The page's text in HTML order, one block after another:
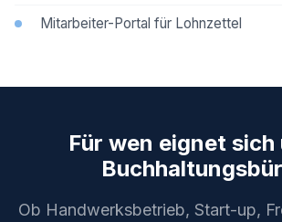
Mitarbeiter-Portal für Lohnzettel
Für wen eignet sich
Ob Handwerksbetrieb, Start-up,